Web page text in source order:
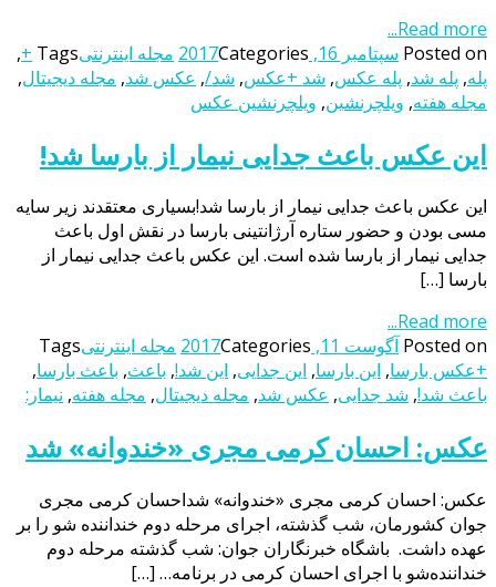
Read more...
Posted on سپتامبر 16, 2017 Categories مجله اینترنتیTags
+
,
پله, پله شد, پله عکس, شد +عکس, شد/, عکس شد, مجله دیجیتال,
مجله هفته, ویلچرنشین, ویلچرنشین عکس
این عکس باعث جدایی نیمار از بارسا شد!
این عکس باعث جدایی نیمار از بارسا شد!بسیاری معتقدند زیر سایه
مسی بودن و حضور ستاره آرژانتینی بارسا در نقش اول باعث
جدایی نیمار از بارسا شده است. این عکس باعث جدایی نیمار از
بارسا […]
Read more...
Posted on آگوست 11, 2017 Categories مجله اینترنتیTags
+عکس بارسا, این بارسا, این جدایی, این شد!, باعث, باعث بارسا,
باعث شد!, شد جدایی, عکس شد, مجله دیجیتال, مجله هفته, نیمار:
عکس: احسان کرمی مجری «خندوانه» شد
عکس: احسان کرمی مجری «خندوانه» شداحسان کرمی مجری
جوان کشورمان، شب گذشته، اجرای مرحله دوم خنداننده‌ شو را بر
عهده داشت. باشگاه خبرنگاران جوان: شب گذشته مرحله دوم
خنداننده‌شو با اجرای احسان کرمی در برنامه… […]